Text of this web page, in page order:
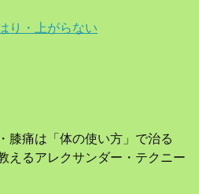
り・上がらない
膝痛は「体の使い方」で治る
えるアレクサンダー・テクニー